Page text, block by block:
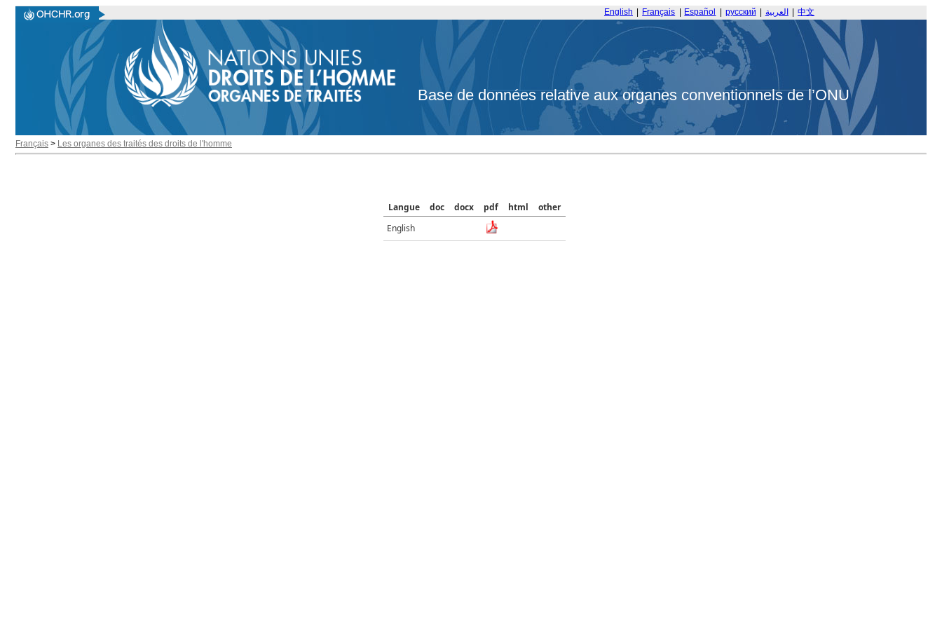
English Français Español русский العربية 中文
Base de données relative aux organes conventionnels de l’ONU
Français > Les organes des traités des droits de l'homme
Langue doc docx pdf html
other
English